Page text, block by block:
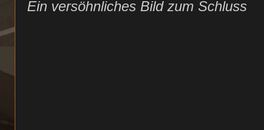
Ein versöhnliches Bild zum Schluss